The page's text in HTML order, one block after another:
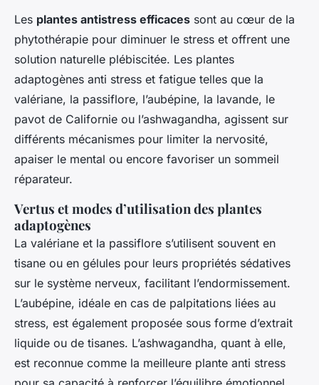
Les plantes antistress efficaces sont au cœur de la
phytothérapie pour diminuer le stress et offrent une
solution naturelle plébiscitée. Les plantes
adaptogènes anti stress et fatigue telles que la
valériane, la passiflore, l’aubépine, la lavande, le
pavot de Californie ou l’ashwagandha, agissent sur
différents mécanismes pour limiter la nervosité,
apaiser le mental ou encore favoriser un sommeil
réparateur.
Vertus et modes d’utilisation des plantes
adaptogènes
La valériane et la passiflore s’utilisent souvent en
tisane ou en gélules pour leurs propriétés sédatives
sur le système nerveux, facilitant l’endormissement.
L’aubépine, idéale en cas de palpitations liées au
stress, est également proposée sous forme d’extrait
liquide ou de tisanes. L’ashwagandha, quant à elle,
est reconnue comme la meilleure plante anti stress